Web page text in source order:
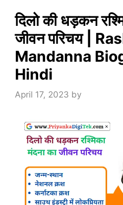
दिलो की धड़कन
जीवन परिचय |
Mandanna
Hindi
April 17, 2023 by